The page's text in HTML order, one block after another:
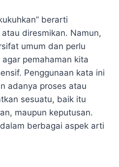
berarti
diresmikan. Namun,
umum dan perlu
pemahaman kita
Penggunaan kata ini
adanya proses atau
sesuatu, baik itu
maupun keputusan.
berbagai aspek arti